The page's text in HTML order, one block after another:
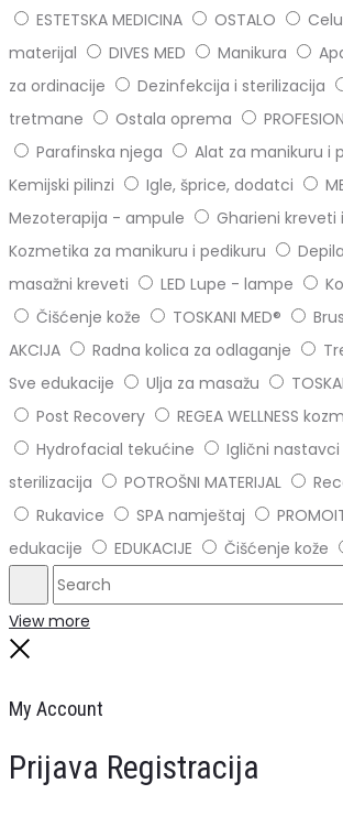
ESTETSKA MEDICINA
OSTALO
materijal
DIVES MED Manikura
za ordinacije
Dezinfekcija i sterilizacija
tretmane
Ostala oprema
Parafinska njega
Alat za manikuru i
Kemijski pilinzi
Igle, šprice, dodatci
Mezoterapija - ampule
Gharieni kreveti
Kozmetika za manikuru i pedikuru
masažni kreveti
LED Lupe - lampe
Čišćenje kože
TOSKANI MED®️
AKCIJA
Radna kolica za odlaganje
Sve edukacije
Ulja za masažu
Post Recovery
REGEA WELLNESS
Hydrofacial tekućine
Iglični nastavci
sterilizacija
POTROŠNI MATERIJAL
Rukavice
SPA namještaj
edukacije
EDUKACIJE Čišćenje kože
Search
View more
My Account
Prijava Registracija